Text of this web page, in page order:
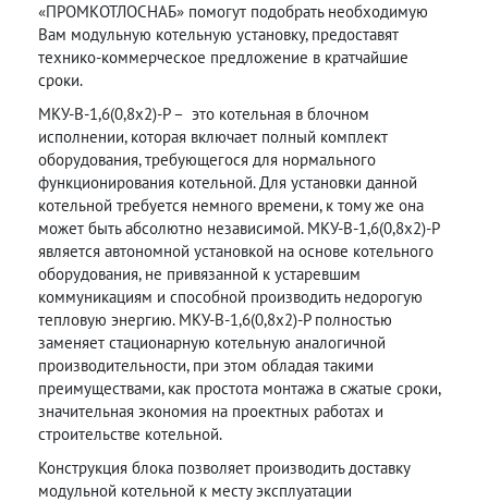
«ПРОМКОТЛОСНАБ» помогут подобрать необходимую
Вам модульную котельную установку, предоставят
технико-коммерческое предложение в кратчайшие
сроки.
МКУ-В-1,6(0,8х2)-Р – это котельная в блочном
исполнении, которая включает полный комплект
оборудования, требующегося для нормального
функционирования котельной. Для установки данной
котельной требуется немного времени, к тому же она
может быть абсолютно независимой. МКУ-В-1,6(0,8х2)-Р
является автономной установкой на основе котельного
оборудования, не привязанной к устаревшим
коммуникациям и способной производить недорогую
тепловую энергию. МКУ-В-1,6(0,8х2)-Р полностью
заменяет стационарную котельную аналогичной
производительности, при этом обладая такими
преимуществами, как простота монтажа в сжатые сроки,
значительная экономия на проектных работах и
строительстве котельной.
Конструкция блока позволяет производить доставку
модульной котельной к месту эксплуатации